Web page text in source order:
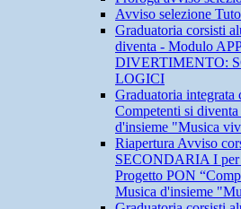
Avviso selezione
Graduatoria corsisti
diventa - Modulo
DIVERTIMENTO:
LOGICI
Graduatoria
Competenti si
d'insieme "Musica
Riapertura Avviso
SECONDARIA I per
Progetto PON
Musica d'insieme